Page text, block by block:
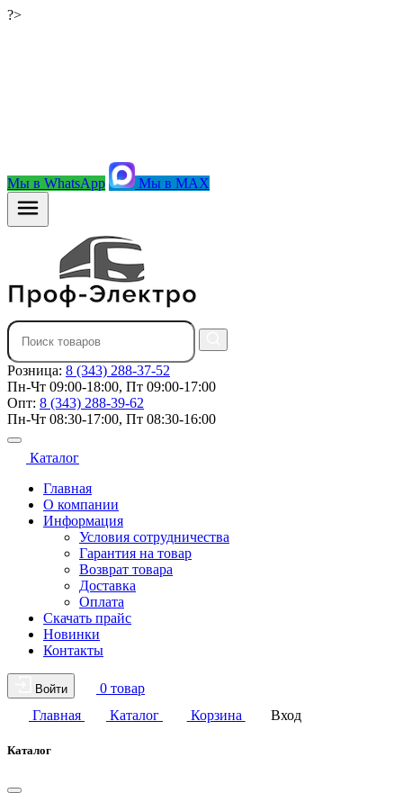
?>
Мы в WhatsApp Мы в MAX
Розница: 8 (343) 288-37-52
Пн-Чт 09:00-18:00, Пт 09:00-17:00
Опт: 8 (343) 288-39-62
Пн-Чт 08:30-17:00, Пт 08:30-16:00
Каталог
Главная
О компании
Информация
Условия сотрудничества
Гарантия на товар
Возврат товара
Доставка
Оплата
Скачать прайс
Новинки
Контакты
Войти
0 товар
Главная
Каталог Корзина Вход
Каталог